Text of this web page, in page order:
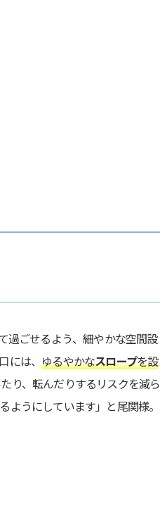
過ごせるよう、細やかな空間設
には、ゆるやかなスロープを設
り、転んだりするリスクを減ら
ようにしています」と尾関様。